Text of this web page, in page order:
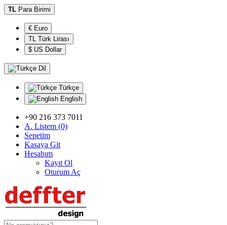
TL Para Birimi
€ Euro
TL Türk Lirası
$ US Dollar
Dil
Türkçe
English
+90 216 373 7011
A. Listem (0)
Sepetim
Kasaya Git
Hesabım
Kayıt Ol
Oturum Aç